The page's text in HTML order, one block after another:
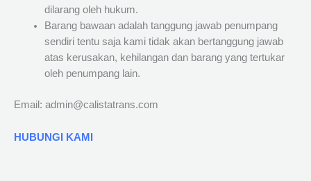
dilarang oleh hukum.
Barang bawaan adalah tanggung jawab penumpang
sendiri tentu saja kami tidak akan bertanggung jawab
atas kerusakan, kehilangan dan barang yang tertukar
oleh penumpang lain.
Email: admin@calistatrans.com
HUBUNGI KAMI